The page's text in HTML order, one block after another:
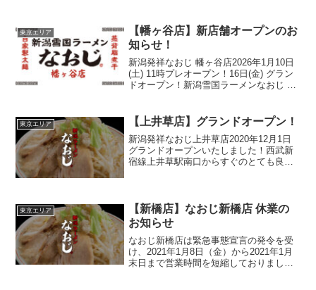
類の魚介を贅沢にブレンドした冷たいス
ープは、ひと口すすれば...
東京エリア
【幡ヶ谷店】新店舗オープンのお
知らせ！
新潟発祥なおじ 幡ヶ谷店2026年1月10日
(土) 11時プレオープン！16日(金) グラン
ドオープン！新潟雪国ラーメンなおじ 幡
第二中央ビルTEL準備中営業...
東京エリア 【上井草店】グランドオープン！
新潟発祥なおじ上井草店2020年12月1日
グランドオープンいたしました！西武新
宿線上井草駅南口からすぐのとても良い
上井草3-33...
東京エリア
【新橋店】なおじ新橋店 休業の
お知らせ
なおじ新橋店は緊急事態宣言の発令を受
け、2021年1月8日（金）から2021年1月
末日まで営業時間を短縮しておりました